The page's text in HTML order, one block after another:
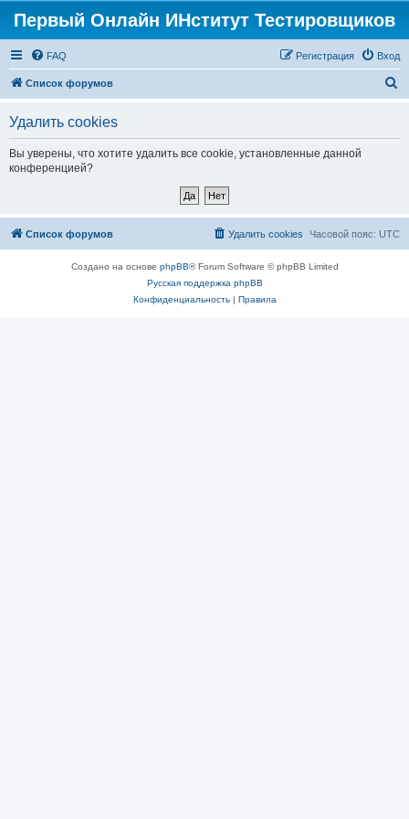
Первый Онлайн ИНститут Тестировщиков
FAQ Вход
Регистрация
Список форумов
Удалить cookies
Вы уверены, что хотите удалить все cookie, установленные данной
конференцией?
Список форумов Часовой пояс: UTC
Удалить cookies
Создано на основе phpBB® Forum Software © phpBB Limited
Русская поддержка phpBB
Конфиденциальность| Правила